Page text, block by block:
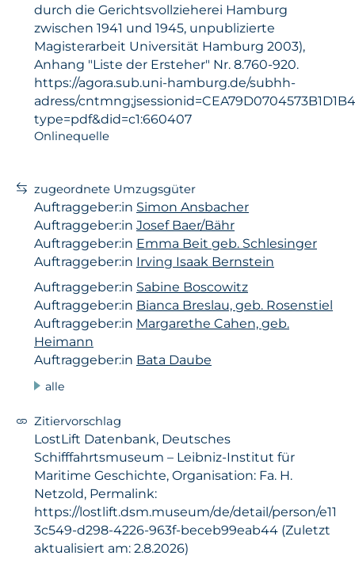
durch die Gerichtsvollzieherei Hamburg
zwischen 1941 und 1945, unpublizierte
Magisterarbeit Universität Hamburg 2003),
Anhang "Liste der Ersteher" Nr. 8.760-920.
https://agora.sub.uni-hamburg.de/subhh-
adress/
type=pdf&did=c1:660407
Onlinequelle
zugeordnete Umzugsgüter
Auftraggeber:in Simon Ansbacher
Auftraggeber:in Josef Baer/Bähr
Auftraggeber:in Emma Beit geb. Schlesinger
Auftraggeber:in Irving Isaak Bernstein
Auftraggeber:in Sabine Boscowitz
Auftraggeber:in Bianca Breslau, geb. Rosenstiel
Auftraggeber:in Margarethe Cahen, geb.
Heimann
Auftraggeber:in Bata Daube
alle
Zitiervorschlag
LostLift Datenbank, Deutsches
Schifffahrtsmuseum – Leibniz-Institut für
Maritime Geschichte, Organisation: Fa. H.
Netzold, Permalink:
https://lostlift.dsm.museum/de/detail/person/e11
3c549-d298-4226-963f-beceb99eab44 (Zuletzt
aktualisiert am: 2.8.2026)